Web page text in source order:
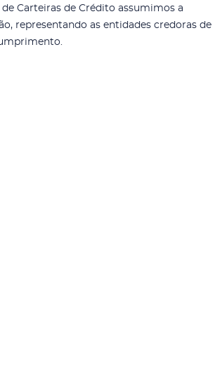
Carteiras de Crédito assumimos a
representando as entidades credoras de